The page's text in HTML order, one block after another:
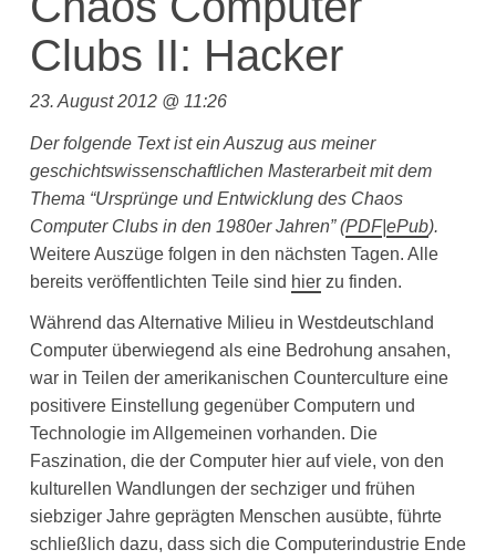
Clubs II: Hacker
23. August 2012 @ 11:26
Der folgende Text ist ein Auszug aus meiner
geschichtswissenschaftlichen Masterarbeit mit dem
Thema “Ursprünge und Entwicklung des Chaos
Computer Clubs in den 1980er Jahren”(PDF|ePub).
Weitere Auszüge folgen in den nächsten Tagen. Alle
bereits veröffentlichten Teile sind hierzu finden.
Während das Alternative Milieu in Westdeutschland
Computer überwiegend als eine Bedrohung ansahen,
war in Teilen der amerikanischen Counterculture eine
positivere Einstellung gegenüber Computern und
Technologie im Allgemeinen vorhanden. Die
Faszination, die der Computer hier auf viele, von den
kulturellen Wandlungen der sechziger und frühen
siebziger Jahre geprägten Menschen ausübte, führte
schließlich dazu, dass sich die Computerindustrie Ende